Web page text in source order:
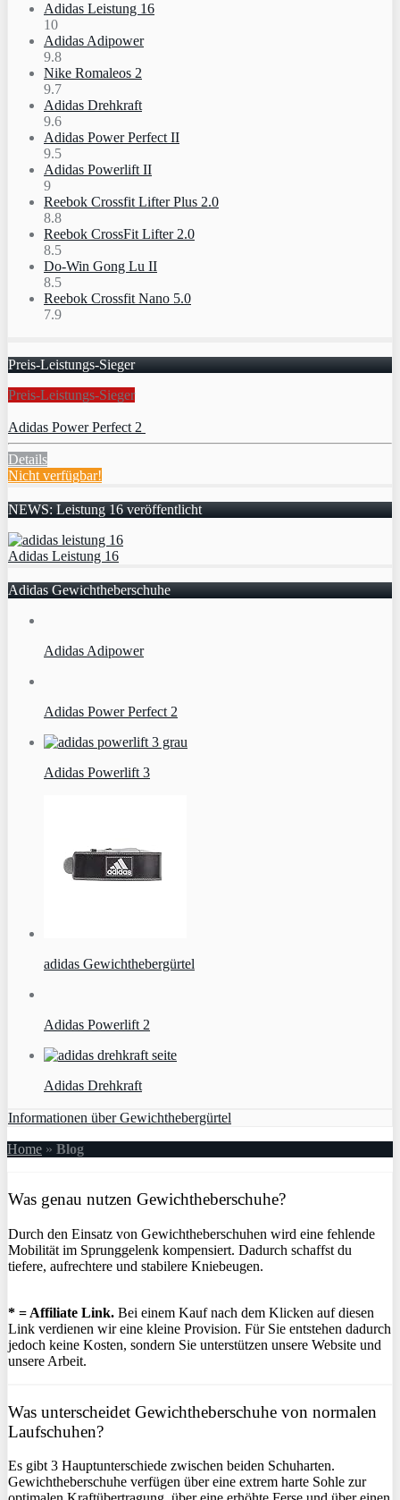
Adidas Leistung 16
10
Adidas Adipower
9.8
Nike Romaleos 2
9.7
Adidas Drehkraft
9.6
Adidas Power Perfect II
9.5
Adidas Powerlift II
9
Reebok Crossfit Lifter Plus 2.0
8.8
Reebok CrossFit Lifter 2.0
8.5
Do-Win Gong Lu II
8.5
Reebok Crossfit Nano 5.0
7.9
Preis-Leistungs-Sieger
Preis-Leistungs-Sieger
Adidas Power Perfect 2
Details
Nicht verfügbar!
NEWS: Leistung 16 veröffentlicht
Adidas Leistung 16
Adidas Gewichtheberschuhe
Adidas Adipower
Adidas Power Perfect 2
Adidas Powerlift 3
adidas Gewichthebergürtel
Adidas Powerlift 2
Adidas Drehkraft
Informationen über Gewichthebergürtel
Home » Blog
Was genau nutzen Gewichtheberschuhe?
Durch den Einsatz von Gewichtheberschuhen wird eine fehlende
Mobilität im Sprunggelenk kompensiert. Dadurch schaffst du
tiefere, aufrechtere und stabilere Kniebeugen.
* = Affiliate Link. Bei einem Kauf nach dem Klicken auf diesen
Link verdienen wir eine kleine Provision. Für Sie entstehen dadurch
jedoch keine Kosten, sondern Sie unterstützen unsere Website und
unsere Arbeit.
Was unterscheidet Gewichtheberschuhe von normalen
Laufschuhen?
Es gibt 3 Hauptunterschiede zwischen beiden Schuharten.
Gewichtheberschuhe verfügen über eine extrem harte Sohle zur